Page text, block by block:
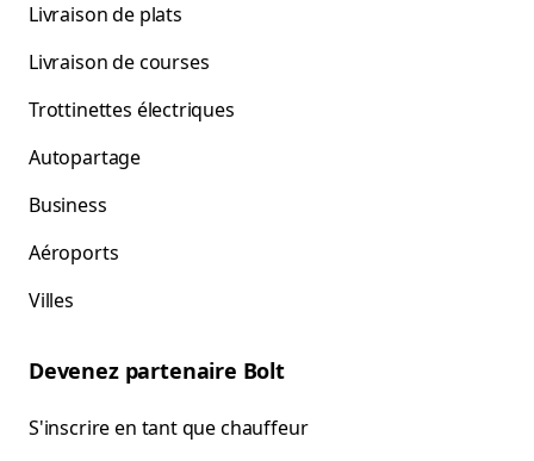
Livraison de plats
Livraison de courses
Trottinettes électriques
Autopartage
Business
Aéroports
Villes
Devenez partenaire Bolt
S'inscrire en tant que chauffeur